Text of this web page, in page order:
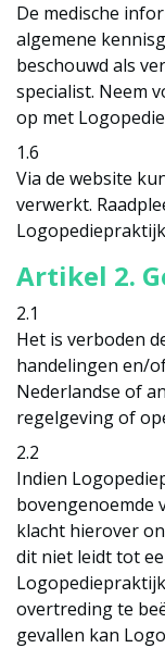
De medische
algemene
beschouwd als
specialist. Neem
op met
1.6
Via de website
verwerkt.
Artikel 2.
2.1
Het is verboden
handelingen en/
Nederlandse of
regelgeving of
2.2
Indien
bovengenoemde
klacht hierover
dit niet leidt tot
overtreding te
gevallen kan